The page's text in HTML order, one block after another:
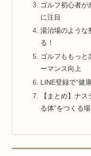
ゴルフ初心者が
に注目
湯治場のような
る！
ゴルフももっと
ーマンス向上
LINE登録で“健
【まとめ】ナ
る体”をつくる